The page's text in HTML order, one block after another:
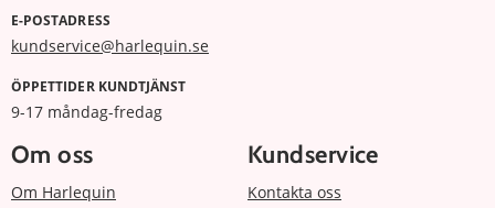
E-POSTADRESS
kundservice@harlequin.se
ÖPPETTIDER KUNDTJÄNST
9-17 måndag-fredag
Om oss
Om Harlequin
Kundservice
Kontakta oss